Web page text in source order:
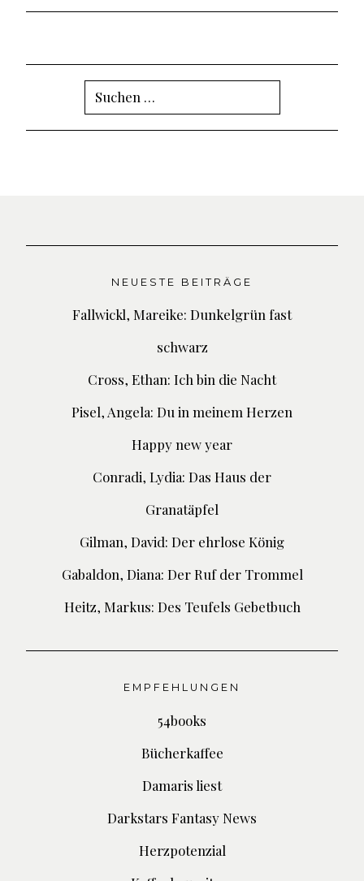
Suchen
nach:
NEUESTE BEITRÄGE
Fallwickl, Mareike: Dunkelgrün fast
schwarz
Cross, Ethan: Ich bin die Nacht
Pisel, Angela: Du in meinem Herzen
Happy new year
Conradi, Lydia: Das Haus der
Granatäpfel
Gilman, David: Der ehrlose König
Gabaldon, Diana: Der Ruf der Trommel
Heitz, Markus: Des Teufels Gebetbuch
EMPFEHLUNGEN
54books
Bücherkaffee
Damaris liest
Darkstars Fantasy News
Herzpotenzial